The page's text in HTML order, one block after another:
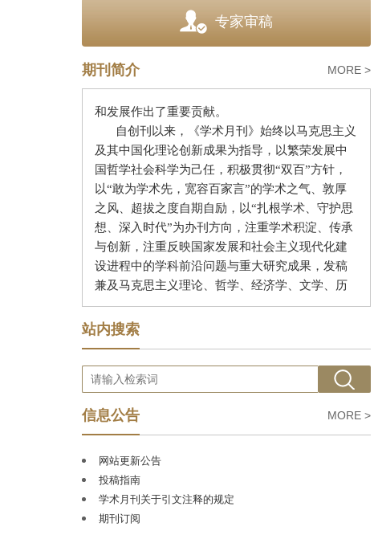
专家审稿
期刊简介 MORE >
耐、蒋学模、蓝瑛、蔡尚思等担任过常务编委、
编委。历任总编辑为：周原冰、王亚夫、章恒
忠、黄迎暑、王邦佐、田卫平、金福林、姜佑
福；现任总编辑为钱运春。其中，王亚夫任总编
和发展作出了重要贡献。
自创刊以来，《学术月刊》始终以马克思主义
及其中国化理论创新成果为指导，以繁荣发展中
国哲学社会科学为己任，积极贯彻
“双百”方针，
以“敢为学术先，宽容百家言”的学术之气、敦厚
之风、超拔之度自期自励，以“扎根学术、守护思
想、深入时代”为办刊方向，注重学术积淀、传承
与创新，注重反映国家发展和社会主义现代化建
设进程中的学科前沿问题与重大研究成果，发稿
兼及马克思主义理论、哲学、经济学、文学、历
版总署颁发的第二、第三届
为“新中国60
年，《学
术月刊》被列为国家社科规划办社科基金首批资
助期刊。
“百强报
刊”称号；
名奖”；2021
奖”。至今
《学术月刊》是中文社会科学引文索引
（CSSCI
站内搜索
信息公告 MORE >
网站更新公告
投稿指南
学术月刊关于引文注释的规定
期刊订阅